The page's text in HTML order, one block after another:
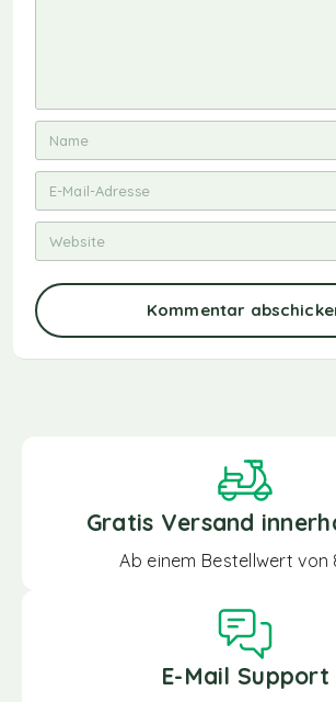
Kommentar
Gratis Versand
Ab einem Bestellwert von
E-Mail Support